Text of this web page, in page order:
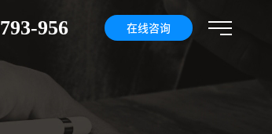
956 在线咨询